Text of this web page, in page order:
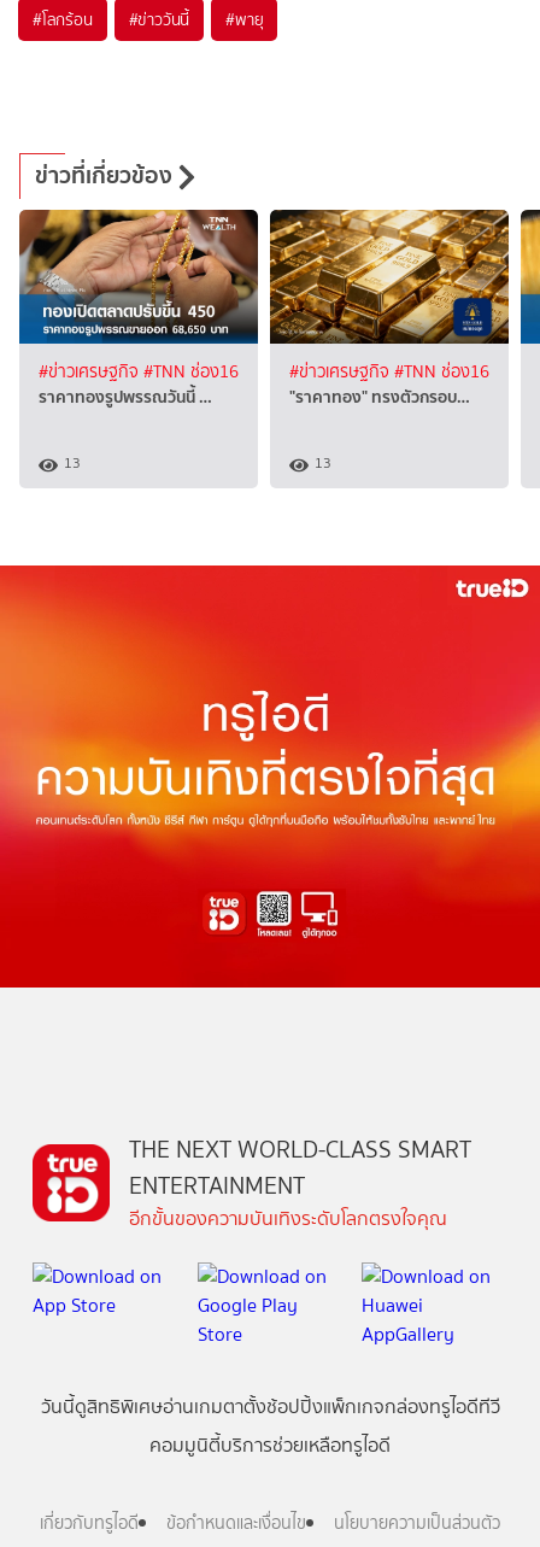
#โลกร้อน #ข่าววันนี้ #พายุ
ข่าวที่เกี่ยวข้อง
#ข่าวเศรษฐกิจ #TNN ช่อง16
ราคาทองรูปพรรณวันนี้ …
13
#ข่าวเศรษฐกิจ #TNN ช่อง16
"ราคาทอง" ทรงตัวกรอบ…
13
THE NEXT WORLD-CLASS SMART
ENTERTAINMENT
อีกขั้นของความบันเทิงระดับโลกตรงใจคุณ
วันนี้ดูสิทธิพิเศษอ่านเกมตาตั้งช้อปปิ้งแพ็กเกจกล่องทรูไอดีทีวี
คอมมูนิตี้บริการช่วยเหลือทรูไอดี
เกี่ยวกับทรูไอดี ข้อกำหนดและเงื่อนไข นโยบายความเป็นส่วนตัว